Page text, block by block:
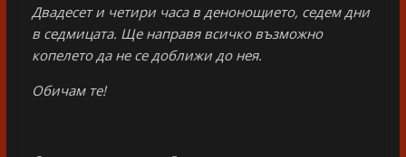
Двадесет и четири часа в денонощието, седем дни
в седмицата. Ще направя всичко възможно
копелето да не се доближи до нея.
Обичам те!